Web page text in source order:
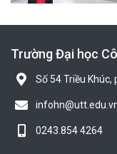
Trường Đại học
Số 54 Triều Khúc,
0243.854 4264